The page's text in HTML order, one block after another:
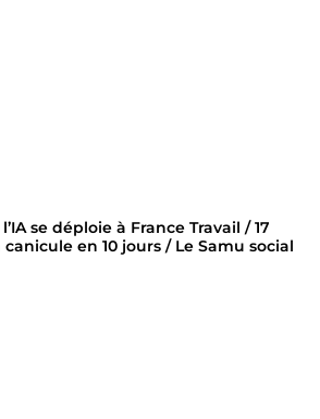
se déploie à France Travail / 17
en 10 jours / Le Samu social